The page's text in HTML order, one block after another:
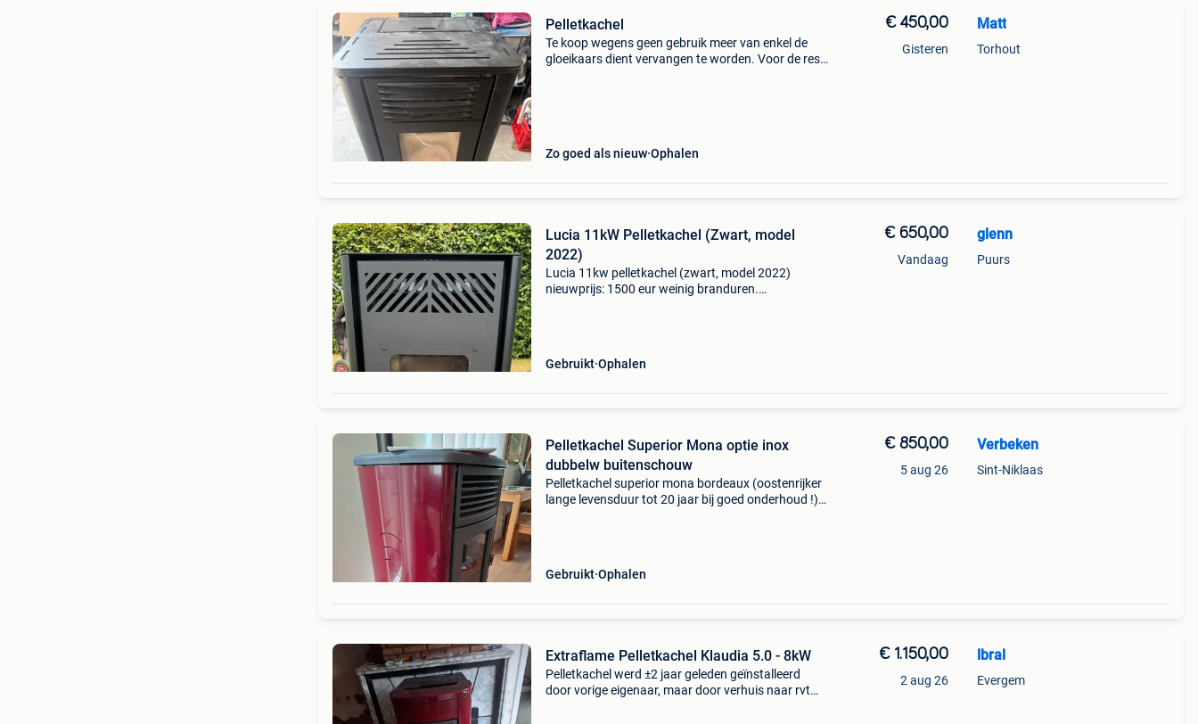
Pelletkachel
Te koop wegens geen gebruik meer van enkel de
gloeikaars dient vervangen te worden. Voor de rest
Zo goed als nieuw Ophalen
€ 450,00
Gisteren
Matt
Torhout
Lucia 11kW Pelletkachel (Zwart, model
2022)
Lucia 11kw pelletkachel (zwart, model 2022)
nieuwprijs: 1500 eur weinig branduren.
Gebruikt Ophalen
€ 650,00
Vandaag
glenn
Puurs
Pelletkachel Superior Mona optie inox
dubbelw buitenschouw
Pelletkachel superior mona bordeaux (oostenrijker
lange levensduur tot 20 jaar bij goed onderhoud !)
Gebruikt Ophalen
€ 850,00
5 aug 26
Verbeken
Sint-Niklaas
Extraflame Pelletkachel Klaudia 5.0 - 8kW
Pelletkachel werd ±2 jaar geleden geïnstalleerd
door vorige eigenaar, maar door verhuis naar rvt
€ 1.150,00
2 aug 26
lbral
Evergem